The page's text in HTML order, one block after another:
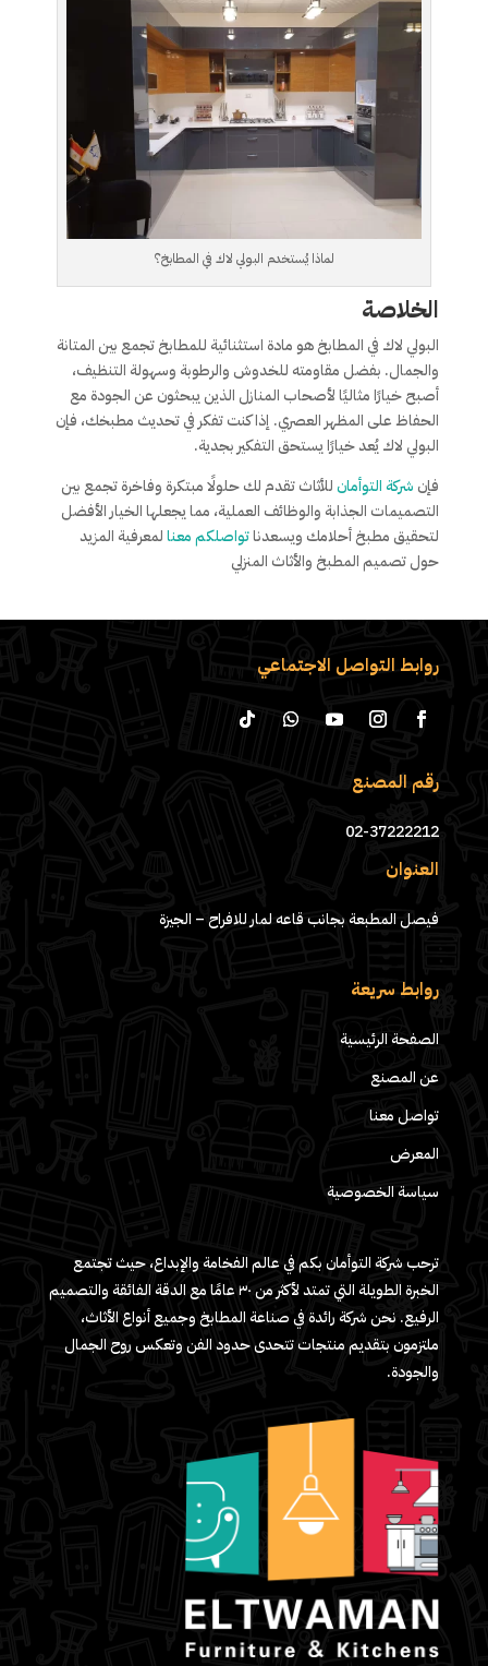
لماذا يُستخدم البولي لاك في المطابخ؟
الخلاصة
البولي لاك في المطابخ هو مادة استثنائية للمطابخ تجمع بين المتانة
والجمال. بفضل مقاومته للخدوش والرطوبة وسهولة التنظيف،
أصبح خيارًا مثاليًا لأصحاب المنازل الذين يبحثون عن الجودة مع
الحفاظ على المظهر العصري. إذا كنت تفكر في تحديث مطبخك، فإن
البولي لاك يُعد خيارًا يستحق التفكير بجدية.
فإن شركة التوأمانللأثاث تقدم لك حلولًا مبتكرة وفاخرة تجمع بين
التصميمات الجذابة والوظائف العملية، مما يجعلها الخيار الأفضل
لتحقيق مطبخ أحلامك ويسعدناتواصلكم معنالمعرفية المزيد
حول تصميم المطبخ والأثاث المنزلي
روابط التواصل الاجتماعي
رقم المصنع
02-37222212
العنوان
فيصل المطبعة بجانب قاعه لمار للافراح – الجيزة
روابط سريعة
الصفحة الرئيسية
عن المصنع
تواصل معنا
المعرض
سياسة الخصوصية
ترحب شركة التوأمان بكم في عالم الفخامة والإبداع، حيث تجتمع
الخبرة الطويلة التي تمتد لأكثر من ٣٠ عامًا مع الدقة الفائقة والتصميم
الرفيع. نحن شركة رائدة في صناعة المطابخ وجميع أنواع الأثاث،
ملتزمون بتقديم منتجات تتحدى حدود الفن وتعكس روح الجمال
والجودة.